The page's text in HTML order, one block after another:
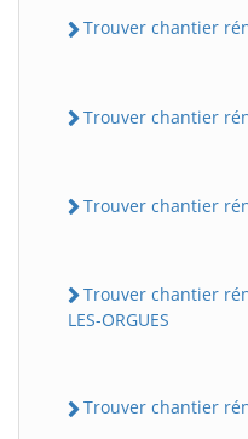
Trouver chantier
Trouver chantier
Trouver chantier
Trouver chantier
LES-ORGUES
Trouver chantier